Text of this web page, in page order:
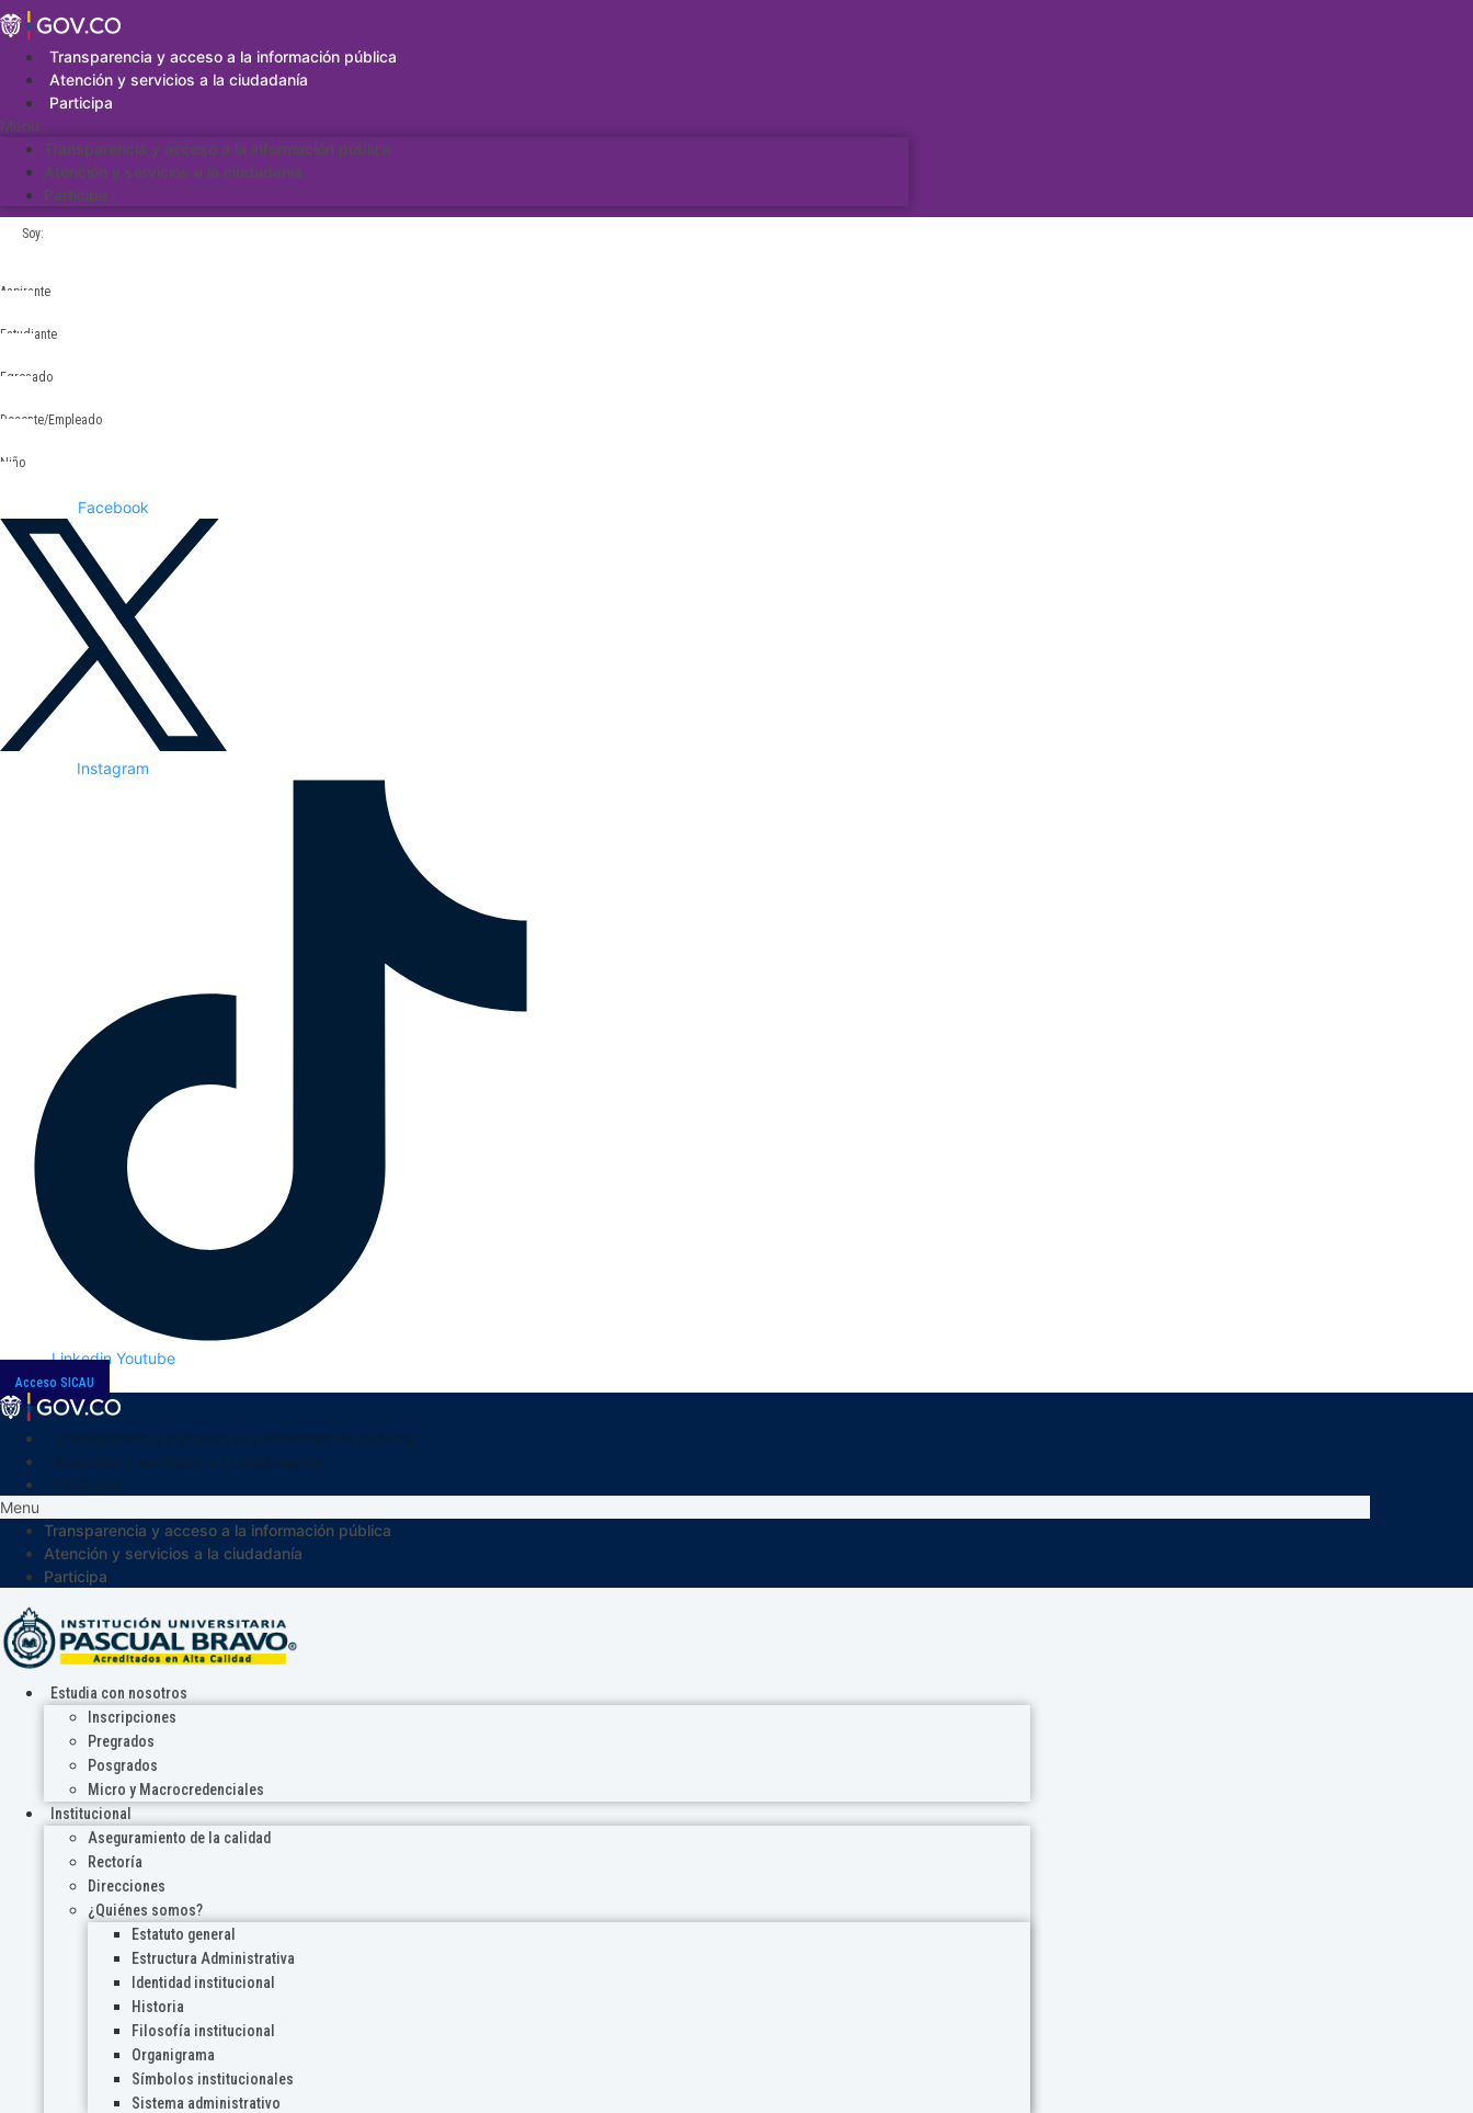
Saltar
al
contenidoTransparencia y acceso a la información pública
Atención y servicios a la ciudadanía
Participa
Menu
Transparencia y acceso a la información pública
Atención y servicios a la ciudadanía
Participa
Soy:
Aspirante
Estudiante
Egresado
Docente/Empleado
Niño
Facebook
Instagram
Linkedin Youtube
Acceso SICAU
Menu
Transparencia y acceso a la información pública
Atención y servicios a la ciudadanía
Participa
Estudia con nosotros
Inscripciones
Pregrados
Posgrados
Micro y Macrocredenciales
Institucional
Aseguramiento de la calidad
Rectoría
Direcciones
¿Quiénes somos?
Estatuto general
Estructura Administrativa
Identidad institucional
Historia
Filosofía institucional
Organigrama
Símbolos institucionales
Sistema administrativo